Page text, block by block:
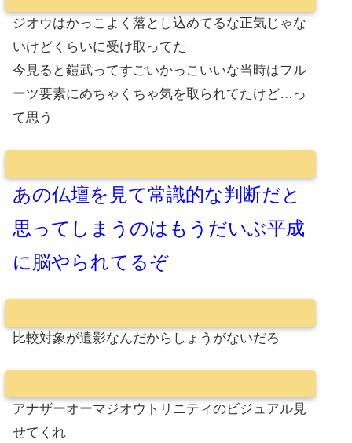
ジオウはかっこよく落とし込めてるな正気じゃな
いけどくらいに受け取ってた
今見ると鎧武ってすごいかっこいいな当時はフル
ーツ要素にめちゃくちゃ気を取られてたけど…っ
て思う
あの仏壇を見て常識的な判断だと
思ってしまうのはもうだいぶ平成
に脳やられてるぞ
比較対象が遺影なんだからしょうがないだろ
アナザーオーマジオウトリニティのビジュアル見
せてくれ